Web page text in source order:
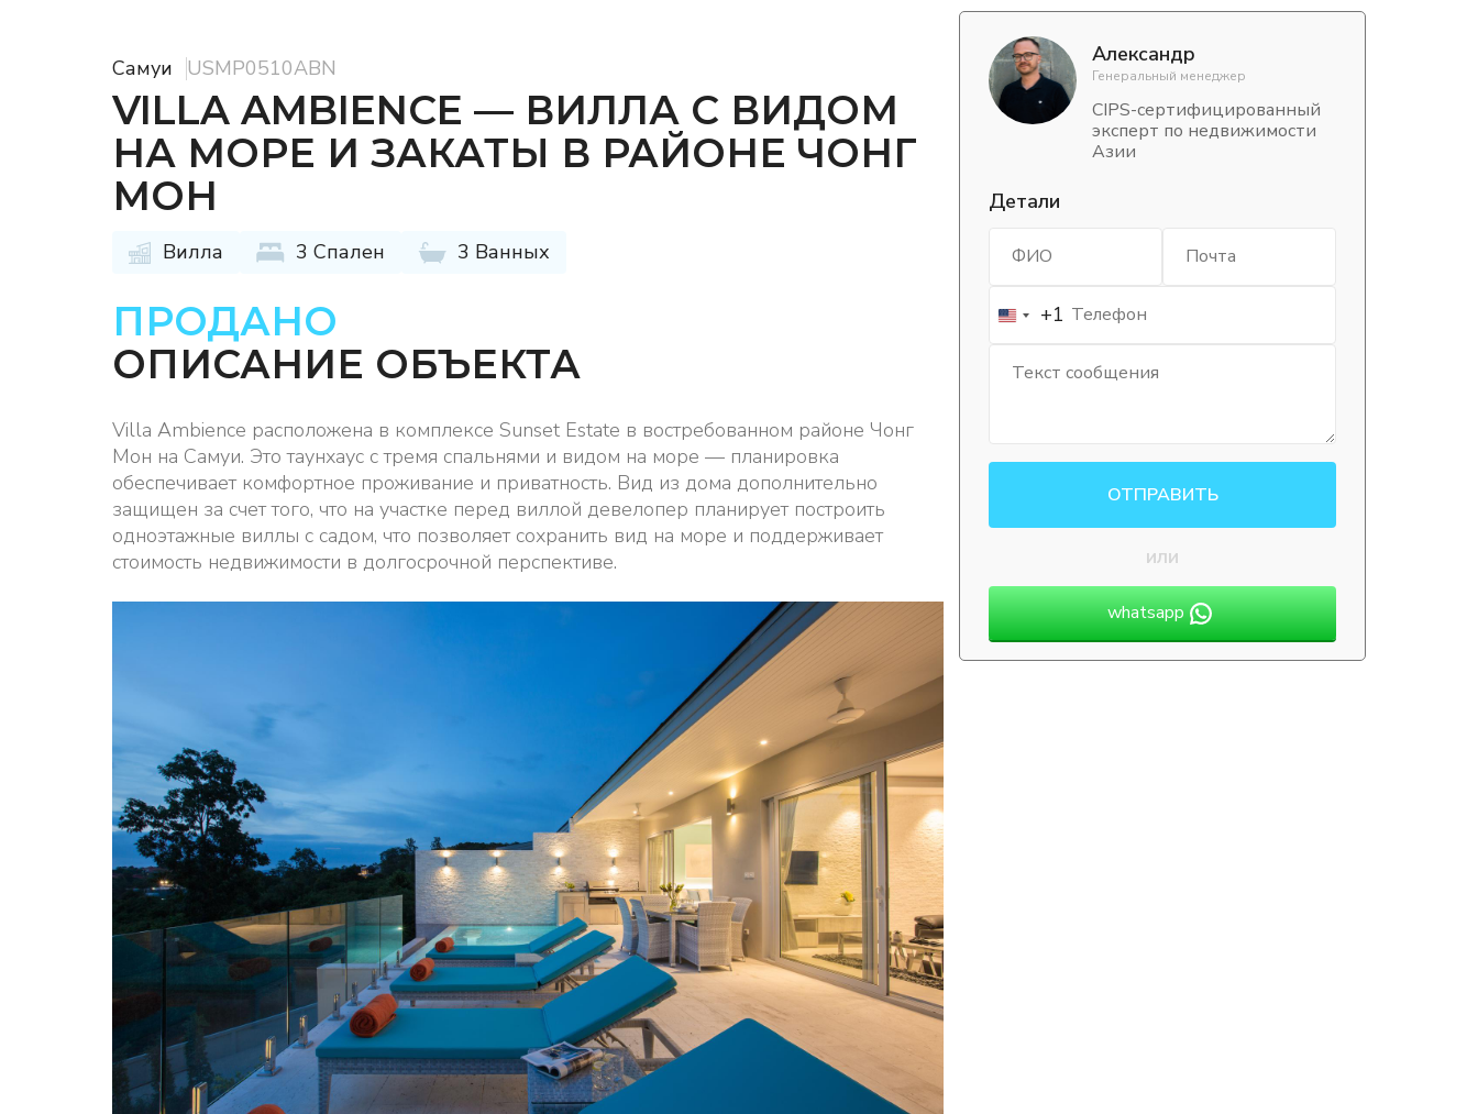
Самуи USMP0510ABN
VILLA AMBIENCE — ВИЛЛА С ВИДОМ
НА МОРЕ И ЗАКАТЫ В РАЙОНЕ ЧОНГ
МОН
Вилла 3 Спален 3 Ванных
ПРОДАНО
ОПИСАНИЕ ОБЪЕКТА
Villa Ambience расположена в комплексе Sunset Estate в востребованном районе Чонг
Мон на Самуи. Это таунхаус с тремя спальнями и видом на море — планировка
обеспечивает комфортное проживание и приватность. Вид из дома дополнительно
защищен за счет того, что на участке перед виллой девелопер планирует построить
одноэтажные виллы с садом, что позволяет сохранить вид на море и поддерживает
стоимость недвижимости в долгосрочной перспективе.
Александр
Генеральный менеджер
CIPS-сертифицированный
эксперт по недвижимости
Азии
Детали
+1
ОТПРАВИТЬ
или
whatsapp